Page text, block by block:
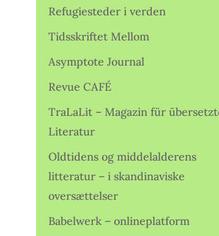
Refugiesteder i verden
Tidsskriftet Mellom
Asymptote Journal
Revue CAFÉ
TraLaLit – Magazin für
Literatur
Oldtidens og middelalderens
litteratur – i skandinaviske
oversættelser
Babelwerk – onlineplatform